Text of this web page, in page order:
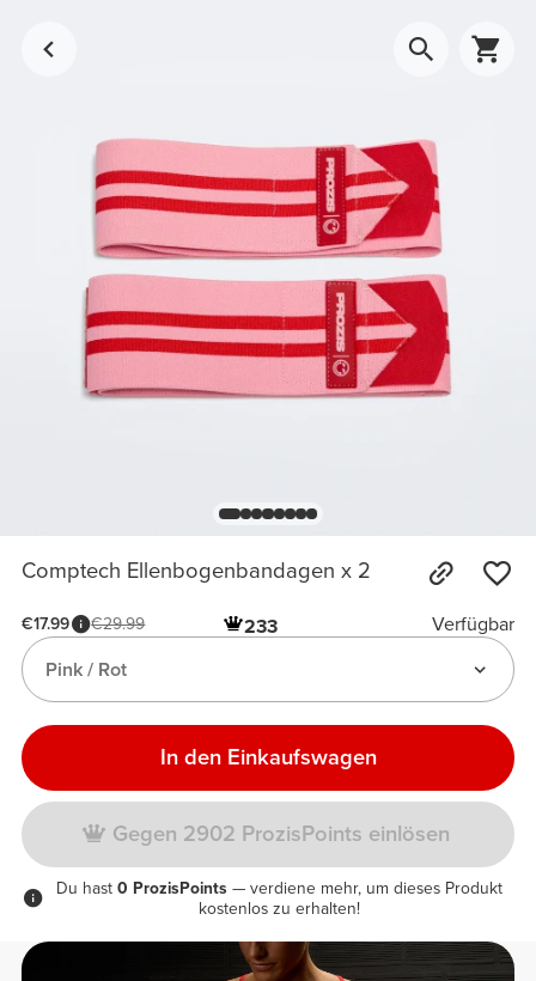
Comptech Ellenbogenbandagen x 2
€17.99 €29.99 233
Verfügbar
Pink / Rot
In den Einkaufswagen
Gegen 2902 ProzisPoints einlösen
Du hast 0 ProzisPoints — verdiene mehr, um dieses Produkt
kostenlos zu erhalten!